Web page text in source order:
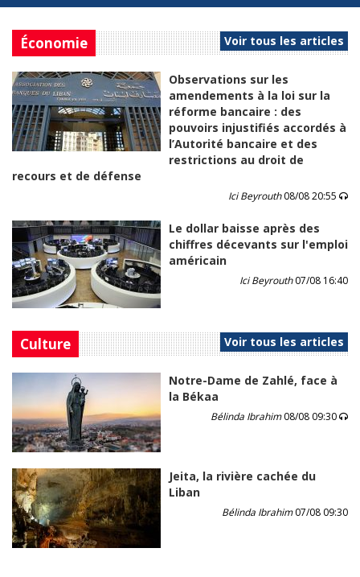
Économie Voir tous les articles
Observations sur les
amendements à la loi sur la
réforme bancaire : des
pouvoirs injustifiés accordés à
l’Autorité bancaire et des
restrictions au droit de
recours et de défense
Ici Beyrouth08/08 20:55
Le dollar baisse après des
chiffres décevants sur l'emploi
américain
Ici Beyrouth07/08 16:40
Culture Voir tous les articles
Notre-Dame de Zahlé, face à
la Békaa
Bélinda Ibrahim08/08 09:30
Jeita, la rivière cachée du
Liban
Bélinda Ibrahim07/08 09:30